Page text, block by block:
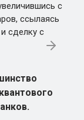
с
ссылаясь
сделку с